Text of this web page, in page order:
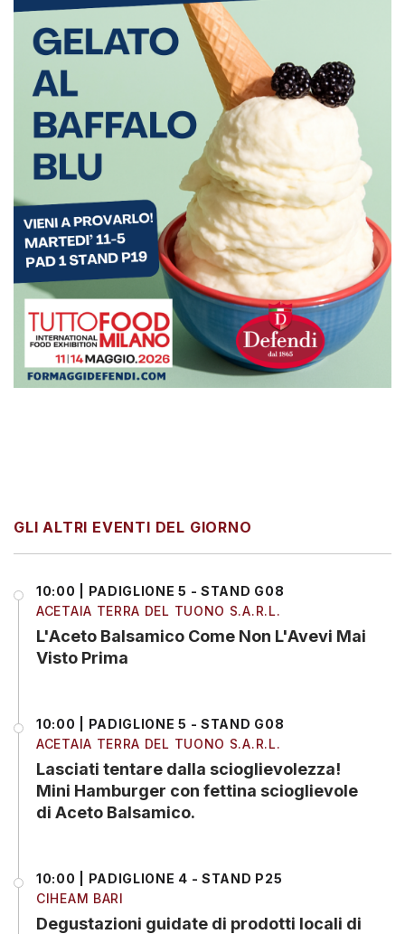
GLI ALTRI EVENTI DEL GIORNO
10:00 | PADIGLIONE 5 - STAND G08
ACETAIA TERRA DEL TUONO S.A.R.L.
L'Aceto Balsamico Come Non L'Avevi Mai
Visto Prima
10:00 | PADIGLIONE 5 - STAND G08
ACETAIA TERRA DEL TUONO S.A.R.L.
Lasciati tentare dalla scioglievolezza!
Mini Hamburger con fettina scioglievole
di Aceto Balsamico.
10:00 | PADIGLIONE 4 - STAND P25
CIHEAM BARI
Degustazioni guidate di prodotti locali di